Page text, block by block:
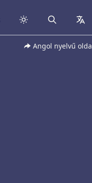
Search
Angol nyelvű